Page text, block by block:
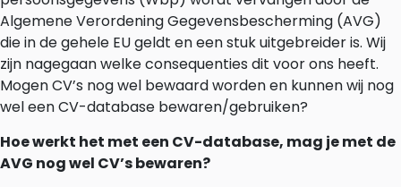
Algemene Verordening Gegevensbescherming (AVG)
die in de gehele EU geldt en een stuk uitgebreider is. Wij
zijn nagegaan welke consequenties dit voor ons heeft.
Mogen CV’s nog wel bewaard worden en kunnen wij nog
wel een CV-database bewaren/gebruiken?
Hoe werkt het met een CV-database, mag je met de
AVG nog wel CV’s bewaren?